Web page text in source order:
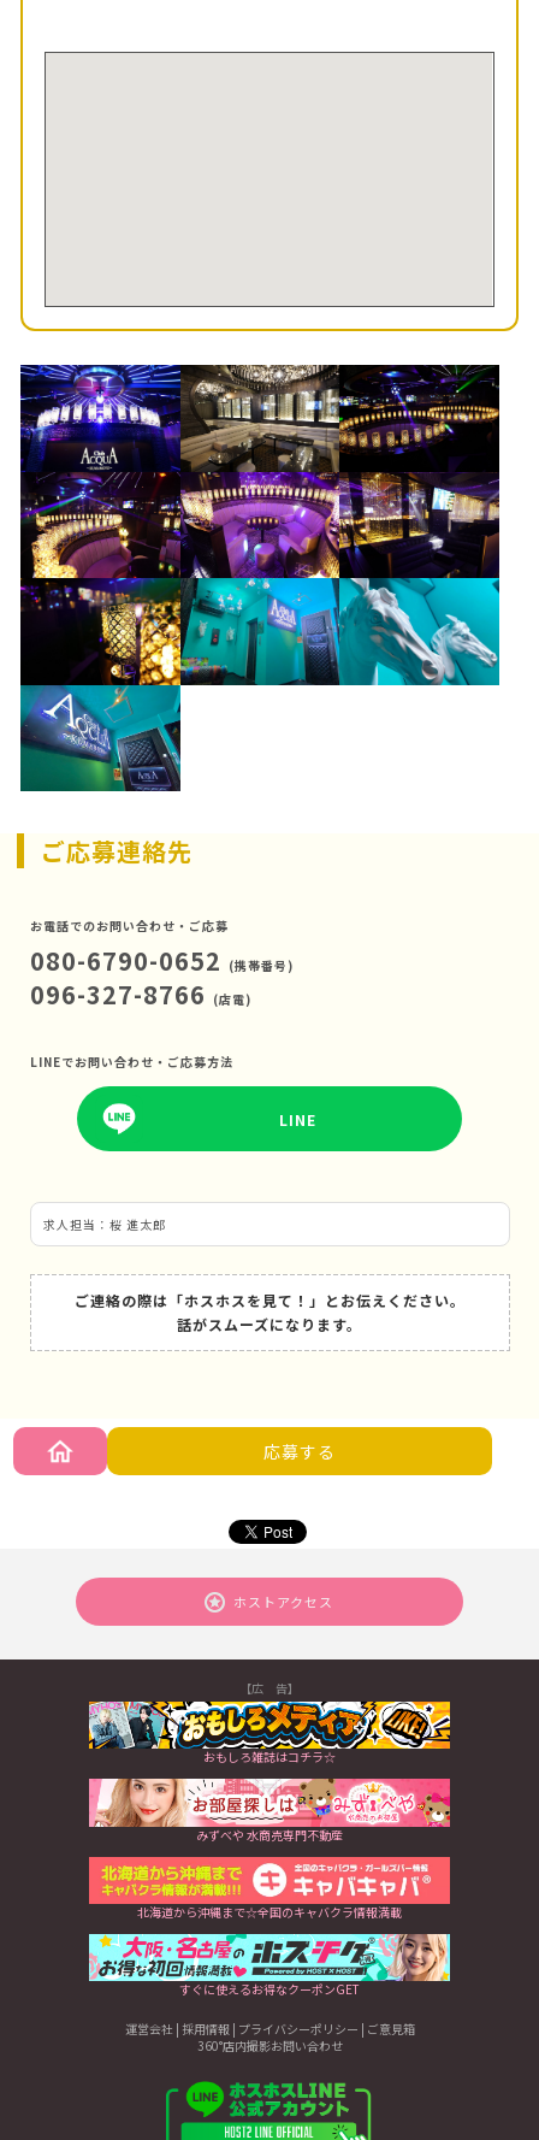
ご応募連絡先
お電話でのお問い合わせ・ご応募
080-6790-0652 (携帯番号)
096-327-8766 (店電)
LINEでお問い合わせ・ご応募方法
LINE
求人担当：桜 進太郎
ご連絡の際は「ホスホスを見て！」とお伝えください。
話がスムーズになります。
応募する
ホストアクセス
【広 告】
おもしろ雑誌はコチラ☆
みずべや 水商売専門不動産
北海道から沖縄まで☆全国のキャバクラ情報満載
すぐに使えるお得なクーポンGET
運営会社| 採用情報 | プライバシーポリシー | ご意見箱
360°店内撮影お問い合わせ